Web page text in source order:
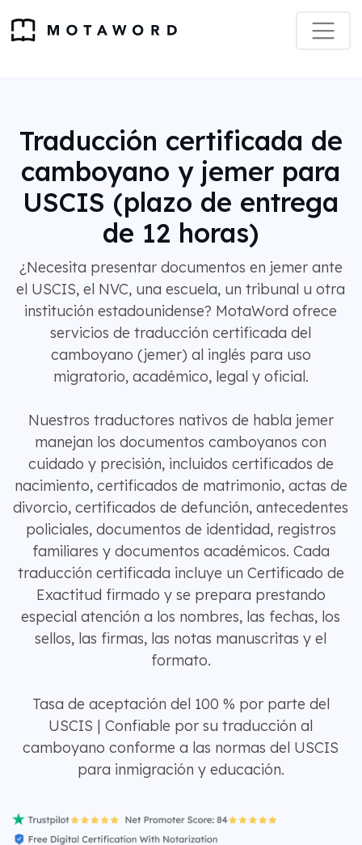
Traducción certificada de
camboyano y jemer para
USCIS (plazo de entrega
de 12 horas)
¿Necesita presentar documentos en jemer ante
el USCIS, el NVC, una escuela, un tribunal u otra
institución estadounidense? MotaWord ofrece
servicios de traducción certificada del
camboyano (jemer) al inglés para uso
migratorio, académico, legal y oficial.
Nuestros traductores nativos de habla jemer
manejan los documentos camboyanos con
cuidado y precisión, incluidos certificados de
nacimiento, certificados de matrimonio, actas de
divorcio, certificados de defunción, antecedentes
policiales, documentos de identidad, registros
familiares y documentos académicos. Cada
traducción certificada incluye un Certificado de
Exactitud firmado y se prepara prestando
especial atención a los nombres, las fechas, los
sellos, las firmas, las notas manuscritas y el
formato.
Tasa de aceptación del 100 % por parte del
USCIS | Confiable por su traducción al
camboyano conforme a las normas del USCIS
para inmigración y educación.